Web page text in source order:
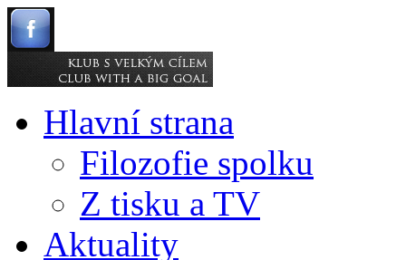
Hlavní strana
Filozofie spolku
Z tisku a TV
Aktuality